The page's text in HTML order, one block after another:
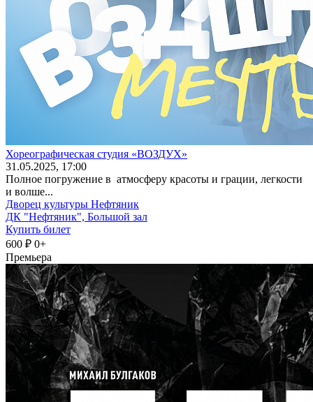
Хореографическая студия «ВОЗДУХ»
31 .05.2025, 17:00
Полное погружение в атмосферу красоты и грации, легкости
и волше...
Дворец культуры Нефтяник
ДК "Нефтяник", Большой зал
Купить билет
600 ₽ 0+
Премьера